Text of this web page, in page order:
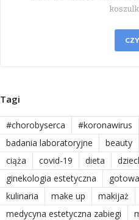
Tagi
#chorobyserca #koronawirus
badania laboratoryjne
beauty
ciąża
covid-19 dieta
ginekologia estetyczna
kulinaria
make up makijaż
medycyna estetyczna zabiegi